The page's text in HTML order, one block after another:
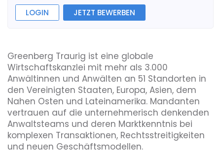
LOGIN JETZT BEWERBEN
Greenberg Traurig ist eine globale
Wirtschaftskanzlei mit mehr als 3.000
Anwältinnen und Anwälten an 51 Standorten in
den Vereinigten Staaten, Europa, Asien, dem
Nahen Osten und Lateinamerika. Mandanten
vertrauen auf die unternehmerisch denkenden
Anwaltsteams und deren Marktkenntnis bei
komplexen Transaktionen, Rechtsstreitigkeiten
und neuen Geschäftsmodellen.